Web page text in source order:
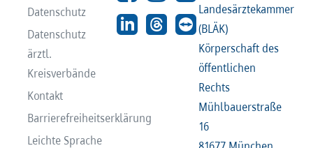
Datenschutz
Datenschutz
ärztl.
Kreisverbände
Kontakt
Barrierefreiheitserklärung
Leichte Sprache
Landesärztekammer
(BLÄK)
Körperschaft des
öffentlichen
Rechts
Mühlbauerstraße
16